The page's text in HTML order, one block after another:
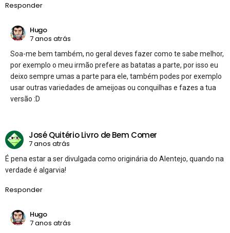
Responder
Hugo
7 anos atrás
Soa-me bem também, no geral deves fazer como te sabe melhor,
por exemplo o meu irmão prefere as batatas a parte, por isso eu
deixo sempre umas a parte para ele, também podes por exemplo
usar outras variedades de ameijoas ou conquilhas e fazes a tua
versão :D
José Quitério Livro de Bem Comer
7 anos atrás
É pena estar a ser divulgada como originária do Alentejo, quando na
verdade é algarvia!
Responder
Hugo
7 anos atrás